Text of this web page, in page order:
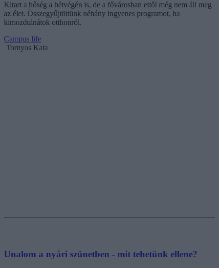
Kitart a hőség a hétvégén is, de a fővárosban ettől még nem áll meg
az élet. Összegyűjtöttünk néhány ingyenes programot, ha
kimozdulnátok otthonról.
Campus life
Tornyos Kata
Unalom a nyári szünetben - mit tehetünk ellene?